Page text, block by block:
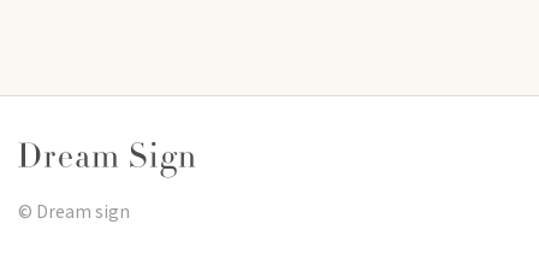
©︎ Dream sign